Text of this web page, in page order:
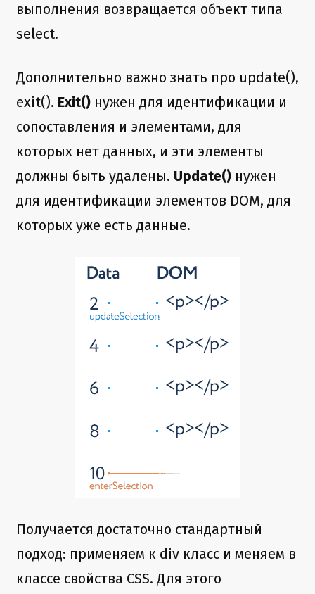
выполнения возвращается объект типа
select.
Дополнительно важно знать про update(),
exit(). Exit() нужен для идентификации и
сопоставления и элементами, для
которых нет данных, и эти элементы
должны быть удалены. Update() нужен
для идентификации элементов DOM, для
которых уже есть данные.
Получается достаточно стандартный
подход: применяем к div класс и меняем в
классе свойства CSS. Для этого